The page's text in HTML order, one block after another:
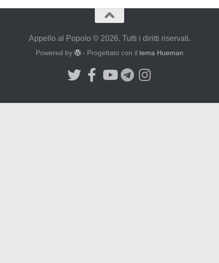
Appello al Popolo © 2026. Tutti i diritti riservati.
Powered by - Progettato con iltema Hueman